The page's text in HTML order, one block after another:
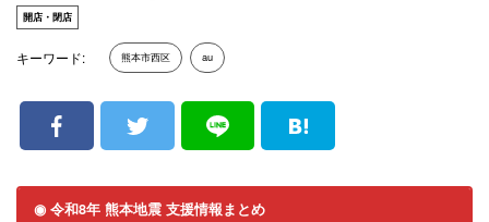
開店・閉店
キーワード: 熊本市西区 au
◉ 令和8年 熊本地震 支援情報まとめ